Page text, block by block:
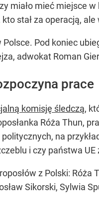
miało mieć miejsce
stał za operacją,
Pod koniec
adwokat Roman
prace
komisję śledczą,
Róża Thun,
na
i czy państwa UE
z Polski:
Sikorski, Sylwia